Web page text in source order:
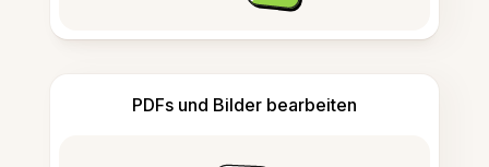
PDFs und Bilder bearbeiten